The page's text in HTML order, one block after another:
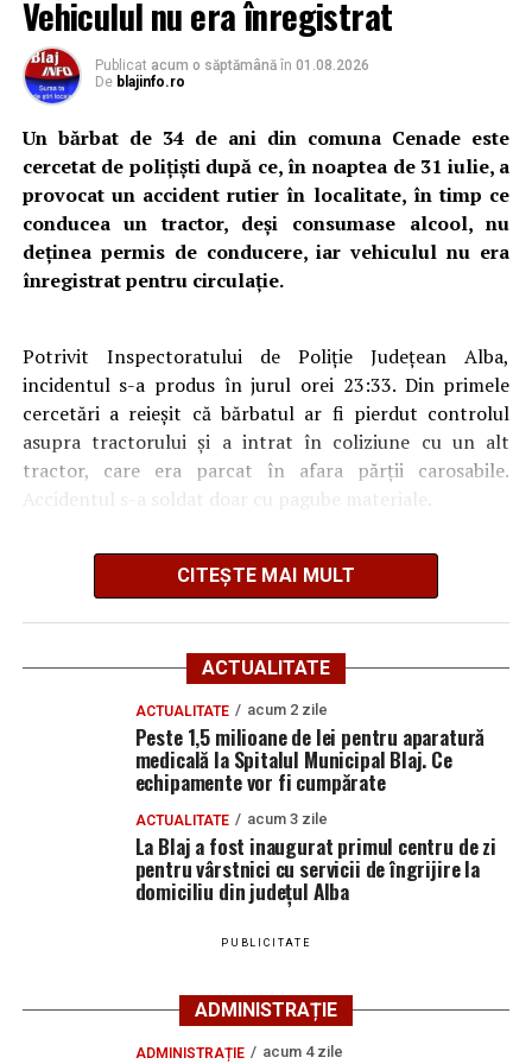
Locuri de muncă în Cetatea de Baltă, disponibile la
10 august 2026. AJOFM Alba a publicat lista
posturilor vacante
Vehiculul nu era înregistrat
Publicat acum o săptămână în 01.08.2026
De blajinfo.ro
Un bărbat de 34 de ani din comuna Cenade este
cercetat de polițiști după ce, în noaptea de 31 iulie, a
provocat un accident rutier în localitate, în timp ce
conducea un tractor, deși consumase alcool, nu
deținea permis de conducere, iar vehiculul nu era
înregistrat pentru circulație.
Potrivit Inspectoratului de Poliție Județean Alba,
incidentul s-a produs în jurul orei 23:33. Din primele
cercetări a reieșit că bărbatul ar fi pierdut controlul
asupra tractorului și a intrat în coliziune cu un alt
tractor, care era parcat în afara părții carosabile.
Accidentul s-a soldat doar cu pagube materiale.
În urma testării cu aparatul etilotest, polițiștii au
constatat că bărbatul avea o alcoolemie de 0,78 mg/l
alcool pur în aerul expirat.
Verificările efectuate au mai arătat că tractorul condus
de acesta nu era înregistrat în circulație, iar șoferul nu
deținea permis de conducere pentru nicio categorie de
Polițiștii continuă cercetările sub aspectul săvârșirii
infracțiunilor de conducerea unui vehicul sub influența
alcoolului, conducerea fără permis și punerea în
circulație sau conducerea pe drumurile publice a unui
vehicul neînmatriculat sau neînregistrat.
Adaugă blajinfo.ro ca sursă
CITEȘTE MAI MULT
ACTUALITATE
ACTUALITATE acum 2 zile
Peste 1,5 milioane de lei pentru aparatură
medicală la Spitalul Municipal Blaj. Ce
echipamente vor fi cumpărate
ACTUALITATE acum 3 zile
La Blaj a fost inaugurat primul centru de zi
pentru vârstnici cu servicii de îngrijire la
domiciliu din județul Alba
PUBLICITATE
ADMINISTRAȚIE
ADMINISTRAȚIE acum 4 zile